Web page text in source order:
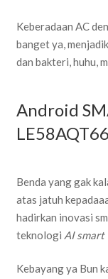
Keberadaan AC
banget ya,
dan bakteri, huhu,
Android
Benda yang gak
atas jatuh
hadirkan inovasi
teknologi AI smart
Kebayang ya Bun